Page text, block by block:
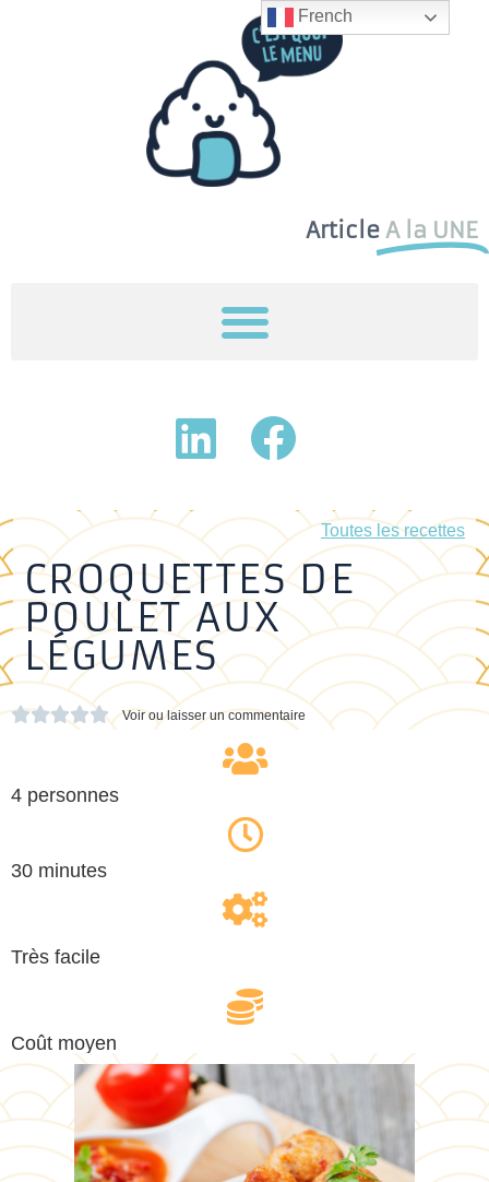
Article A la UNE
Toutes les recettes
CROQUETTES DE
POULET AUX
LÉGUMES
 Voir ou laisser un commentaire
4 personnes
30 minutes
Très facile
Coût moyen
French